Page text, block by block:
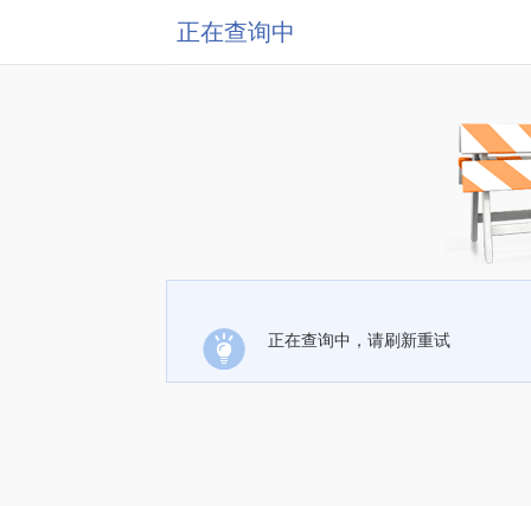
正在查询中
正在查询中，请刷新重试